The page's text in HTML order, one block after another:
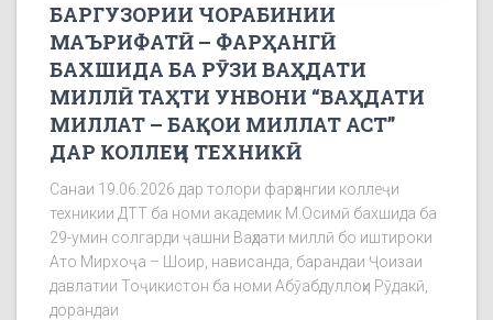
БАРГУЗОРИИ ЧОРАБИНИИ
МАЪРИФАТӢ – ФАРҲАНГӢ
БАХШИДА БА РӮЗИ ВАҲДАТИ
МИЛЛӢ ТАҲТИ УНВОНИ “ВАҲДАТИ
МИЛЛАТ – БАҚОИ МИЛЛАТ АСТ”
ДАР КОЛЛЕҶИ ТЕХНИКӢ
Санаи 19.06.2026 дар толори фарҳангии коллеҷи
техникии ДТТ ба номи академик М.Осимӣ бахшида ба
29-умин солгарди ҷашни Ваҳдати миллӣ бо иштироки
Ато Мирхоҷа – Шоир, нависанда, барандаи Ҷоизаи
давлатии Тоҷикистон ба номи Абӯабдуллоҳи Рӯдакӣ,
дорандаи